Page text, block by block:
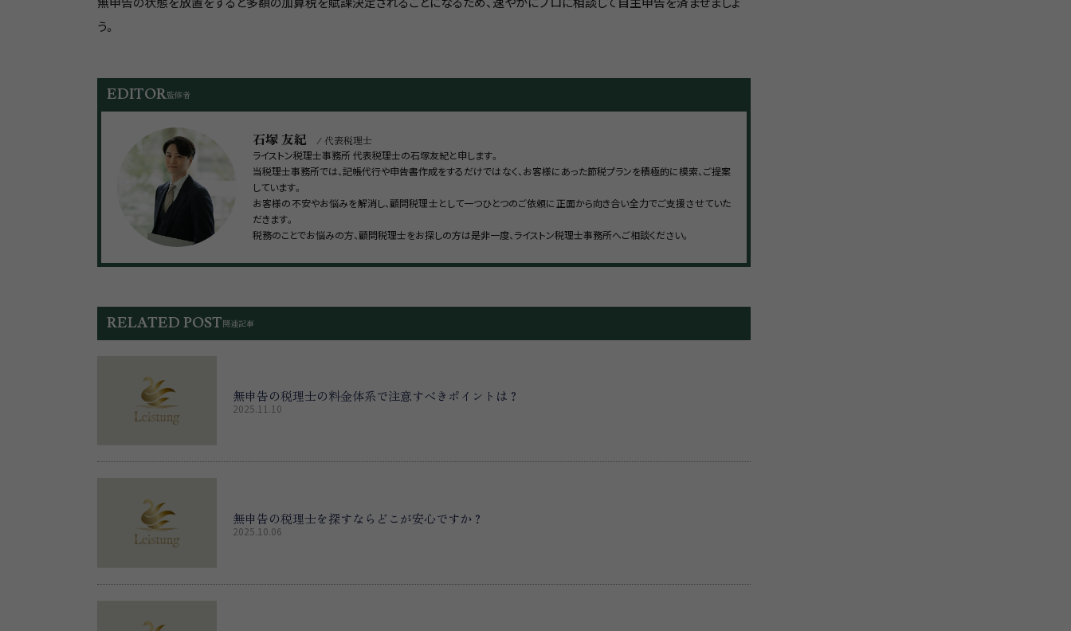
う。
EDITOR監修者
石塚 友紀 / 代表税理士
ライストン税理士事務所 代表税理士の石塚友紀と申します。
当税理士事務所では、記帳代行や申告書作成をするだけではなく、お客様にあった節税プランを積極的に模索、ご提案
しています。
お客様の不安やお悩みを解消し、顧問税理士として一つひとつのご依頼に正面から向き合い全力でご支援させていた
だきます。
税務のことでお悩みの方、顧問税理士をお探しの方は是非一度、ライストン税理士事務所へご相談ください。
RELATED POST関連記事
無申告の税理士の料金体系で注意すべきポイントは？
2025.11.10
無申告の税理士を探すならどこが安心ですか？
2025.10.06